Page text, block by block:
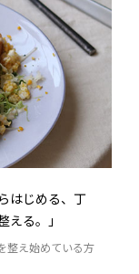
はじめる、丁
る。」
整え始めている方